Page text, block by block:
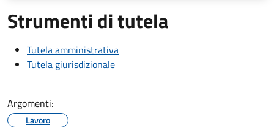
Strumenti di tutela
Tutela amministrativa
Tutela giurisdizionale
Argomenti:
Lavoro